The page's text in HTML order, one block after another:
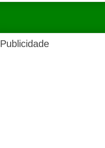
Publicidade